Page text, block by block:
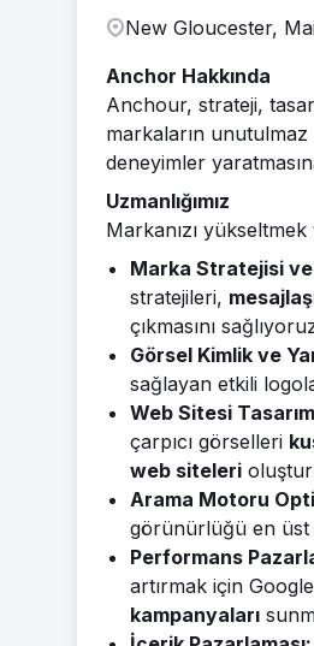
New Gloucester,
Anchor Hakkında
Anchour, strateji,
markaların
deneyimler
Uzmanlığımız
Markanızı
Marka Stratejisi ve
stratejileri,
çıkmasını
Görsel Kimlik ve
sağlayan etkili
Web Sitesi
çarpıcı görselleri
web siteleri
Arama Motoru
görünürlüğü en üst
Performans
artırmak için
kampanyaları